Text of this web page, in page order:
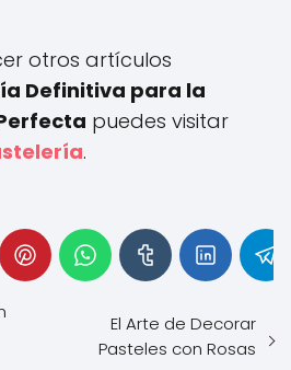
otros artículos
Definitiva para la
puedes visitar
.
El Arte de Decorar
Pasteles con Rosas